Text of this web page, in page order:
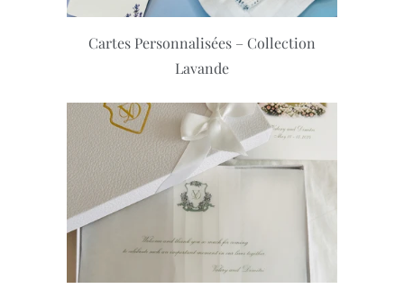
Cartes Personnalisées – Collection
Lavande